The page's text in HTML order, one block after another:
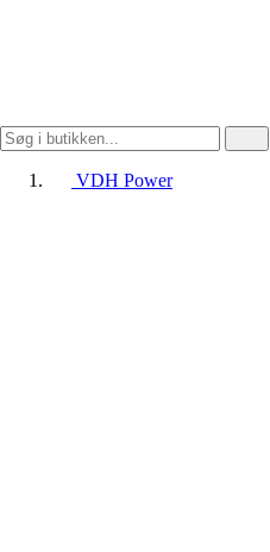
VDH Power